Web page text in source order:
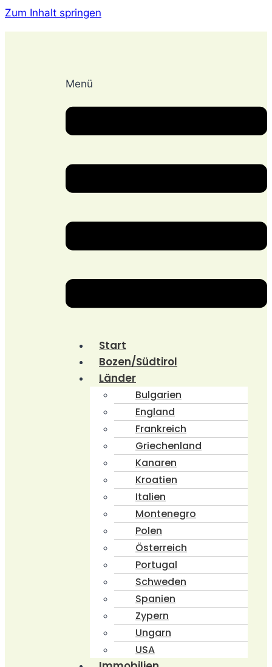
Zum Inhalt springen
Menü
Start
Bozen/Südtirol
Länder
Bulgarien
England
Frankreich
Griechenland
Kanaren
Kroatien
Italien
Montenegro
Polen
Österreich
Portugal
Schweden
Spanien
Zypern
Ungarn
USA